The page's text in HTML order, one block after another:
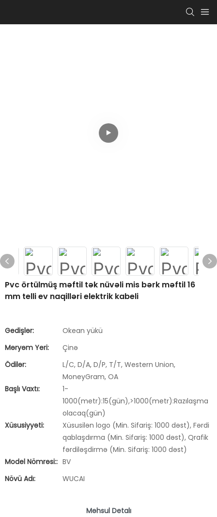
Pvc örtülmüş məftil tək nüvəli mis bərk məftil 16
mm telli ev naqilləri elektrik kabeli
Gedişlər:
Okean yükü
Məryəm Yeri:
Çinə
Ödilər:
L/C, D/A, D/P, T/T, Western Union,
MoneyGram, OA
Başlı Vaxtı:
1-
1000(metr):15(gün),>1000(metr):Razılaşma
olacaq(gün)
Xüsusiyyəti:
Xüsusilən logo (Min. Sifariş: 1000 dəst), Fərdi
qablaşdırma (Min. Sifariş: 1000 dəst), Qrafik
fərdiləşdirmə (Min. Sifariş: 1000 dəst)
Model Nömrəsi:: BV
Növü Adı:
WUCAI
Məhsul Detalı